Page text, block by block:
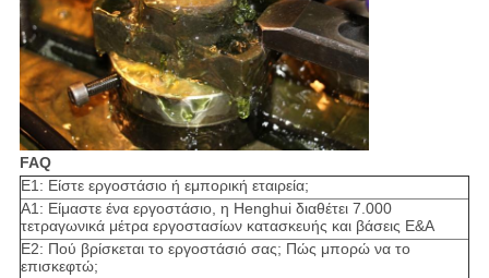
FAQ
Ε1: Είστε εργοστάσιο ή εμπορική εταιρεία;
Α1: Είμαστε ένα εργοστάσιο, η Henghui διαθέτει 7.000
τετραγωνικά μέτρα εργοστασίων κατασκευής και βάσεις Ε&Α
Ε2: Πού βρίσκεται το εργοστάσιό σας; Πώς μπορώ να το
επισκεφτώ;